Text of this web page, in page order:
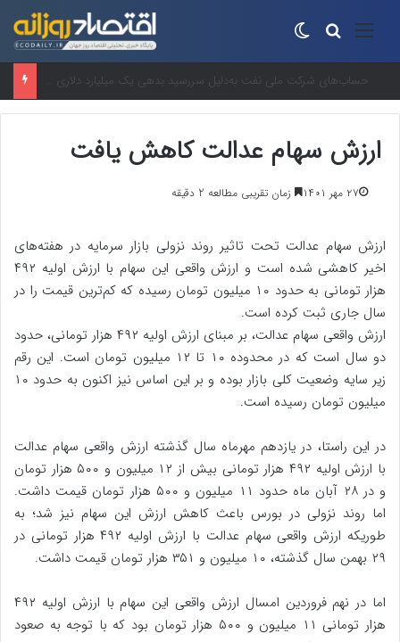
منو جستجو برای
“سوپر ال‌نینو”در راه است؟واقعیت علمی پشت یک عنوان جنجالی
ارزش سهام عدالت کاهش یافت
۲۷ مهر ۱۴۰۱ زمان تقریبی مطالعه 2 دقیقه
ارزش سهام عدالت تحت تاثیر روند نزولی بازار سرمایه در هفته‌های
اخیر کاهشی شده است و ارزش واقعی این سهام با ارزش اولیه ۴۹۲
هزار تومانی به حدود ۱۰ میلیون تومان رسیده که کم‌ترین قیمت را در
سال جاری ثبت کرده است.
ارزش واقعی سهام عدالت، بر مبنای ارزش اولیه ۴۹۲ هزار تومانی، حدود
دو سال است که در محدوده ۱۰ تا ۱۲ میلیون تومان است. این رقم
زیر سایه وضعیت کلی بازار بوده و بر این اساس نیز اکنون به حدود ۱۰
میلیون تومان رسیده است.
در این راستا، در یازدهم مهرماه سال گذشته ارزش واقعی سهام عدالت
با ارزش اولیه ۴۹۲ هزار تومانی بیش از ۱۲ میلیون و ۵۰۰ هزار تومان
و در ۲۸ آبان ماه حدود ۱۱ میلیون و ۵۰۰ هزار تومان قیمت داشت.
اما روند نزولی در بورس باعث کاهش ارزش این سهام نیز شد؛ به
طوریکه ارزش واقعی سهام عدالت با ارزش اولیه ۴۹۲ هزار تومانی در
۲۹ بهمن سال گذشته، ۱۰ میلیون و ۳۵۱ هزار تومان قیمت داشت.
اما در نهم فروردین امسال ارزش واقعی این سهام با ارزش اولیه ۴۹۲
هزار تومانی ۱۱ میلیون و ۵۰۰ هزار تومان بود که با توجه به صعود